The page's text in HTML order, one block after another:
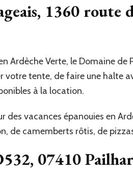
1360 route
Ardèche Verte, le Domaine de
votre tente, de faire une halte
à la location.
des vacances épanouies en
de camemberts rôtis, de
07410